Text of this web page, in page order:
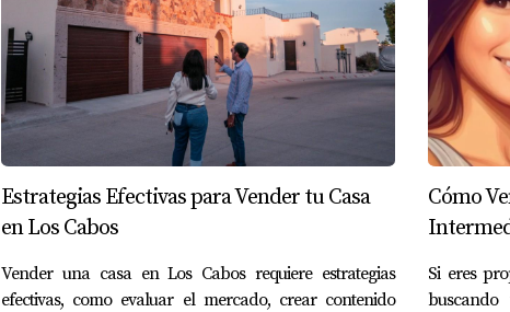
Estrategias Efectivas para Vender tu Casa
en Los Cabos
Vender una casa en Los Cabos requiere estrategias
efectivas, como evaluar el mercado, crear contenido
Cómo
Si eres